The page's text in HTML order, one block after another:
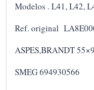
Modelos . L41, L42,
Ref. original
ASPES,BRANDT
SMEG 694930566